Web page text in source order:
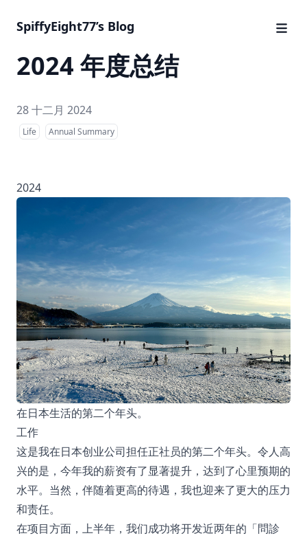
SpiffyEight77’s Blog
2024 年度总结
28 十二月 2024
Life Annual Summary
2024
在日本生活的第二个年头。
工作
这是我在日本创业公司担任正社员的第二个年头。令人高
兴的是，今年我的薪资有了显著提升，达到了心里预期的
水平。当然，伴随着更高的待遇，我也迎来了更大的压力
和责任。
在项目方面，上半年，我们成功将开发近两年的「問診